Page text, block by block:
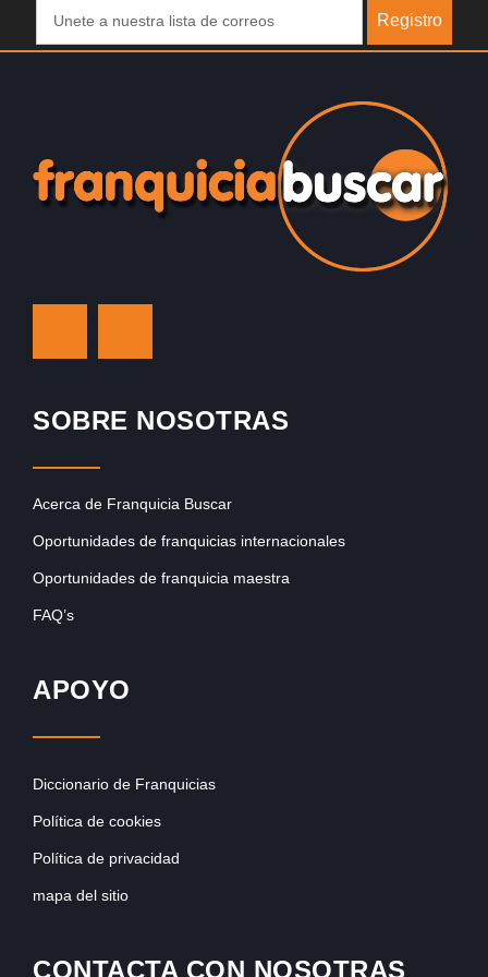
Registro
SOBRE NOSOTRAS
Acerca de Franquicia Buscar
Oportunidades de franquicias internacionales
Oportunidades de franquicia maestra
FAQ’s
APOYO
Diccionario de Franquicias
Política de cookies
Política de privacidad
mapa del sitio
CONTACTA CON NOSOTRAS